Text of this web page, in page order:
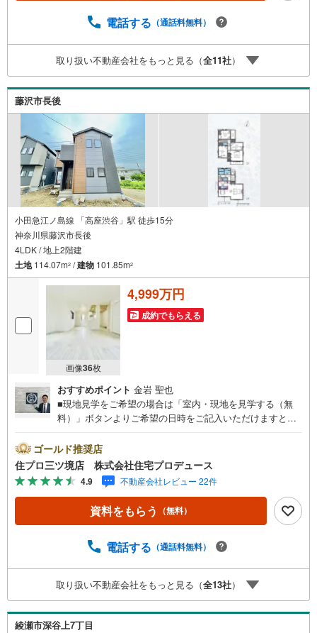
ローン残高】【住宅購入者だけが加入できる無料の生命保
多くなる【教育費】住宅を買った後から始まる【住宅ロー
ン返済】65歳以上から必要になる【老後の費用負担】住宅
探しの【このタイミング】で不安な部分を明確にしていき
ませんか？？ --------------
電話する （通話料無料）
取り扱い不動産会社をもっと見る（全11社）
藤沢市長後
小田急江ノ島線 「高座渋谷」駅 徒歩15分
神奈川県藤沢市長後
4LDK / 地上2階建
土地114.07m2 /建物 101.85m2
画像36枚
4,999万円
成約でもらえる
おすすめポイント 金岩 聖也
■現地見学をご希望の場合は「室内・現地を見学する（無
料）」ボタンよりご希望の日時をご記入いただけますとス
リアに強い！ 住プロは、藤沢市・綾瀬市エリアの不動産売
買専門会社です！最新物件情報や当社限定で販売する物件
情報も多数ございますので、お気軽にお問合せ下さい！ ----
---------- 弊社独自の住宅ローン提案システム 弊社ではファ
イナンシャル専門スタッフによる【丁寧な資金アドバイ
ス】【ファイナンシャルプラン提案書の作成】を随時行っ
ローン残高】【住宅購入者だけが加入できる無料の生命保
多くなる【教育費】住宅を買った後から始まる【住宅ロー
ン返済】65歳以上から必要になる【老後の費用負担】住宅
探しの【このタイミング】で不安な部分を明確にしていき
ませんか？？ --------------
ゴールド推奨店
住プロ三ツ境店 株式会社住宅プロデュース
4.9 不動産会社レビュー 22件
資料をもらう （無料）
電話する （通話料無料）
取り扱い不動産会社をもっと見る（全13社）
綾瀬市深谷上7丁目